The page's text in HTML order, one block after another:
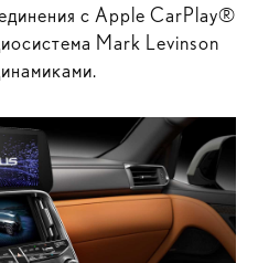
с Apple CarPlay®
Mark Levinson